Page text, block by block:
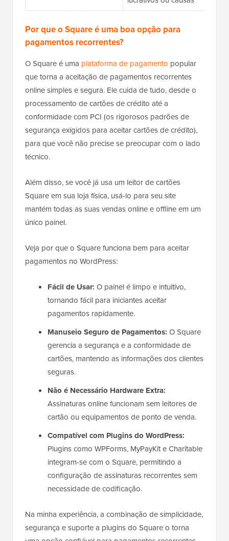
Por que o Square é uma boa opção para
pagamentos recorrentes?
O Square é uma plataforma de pagamento popular
que torna a aceitação de pagamentos recorrentes
online simples e segura. Ele cuida de tudo, desde o
processamento de cartões de crédito até a
conformidade com PCI (os rigorosos padrões de
segurança exigidos para aceitar cartões de crédito),
para que você não precise se preocupar com o lado
técnico.
Além disso, se você já usa um leitor de cartões
Square em sua loja física, usá-lo para seu site
mantém todas as suas vendas online e offline em um
único painel.
Veja por que o Square funciona bem para aceitar
pagamentos no WordPress:
Fácil de Usar: O painel é limpo e intuitivo,
tornando fácil para iniciantes aceitar
pagamentos rapidamente.
Manuseio Seguro de Pagamentos: O Square
gerencia a segurança e a conformidade de
cartões, mantendo as informações dos clientes
seguras.
Não é Necessário Hardware Extra:
Assinaturas online funcionam sem leitores de
cartão ou equipamentos de ponto de venda.
Compatível com Plugins do WordPress:
Plugins como WPForms, MyPayKit e Charitable
integram-se com o Square, permitindo a
configuração de assinaturas recorrentes sem
necessidade de codificação.
Na minha experiência, a combinação de simplicidade,
segurança e suporte a plugins do Square o torna